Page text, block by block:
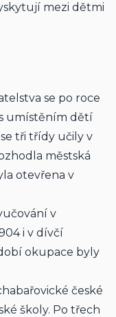
mezi dětmi
se po roce
umístěním dětí
tři třídy učily v
městská
otevřena v
v
i v dívčí
okupace byly
české
školy. Po třech